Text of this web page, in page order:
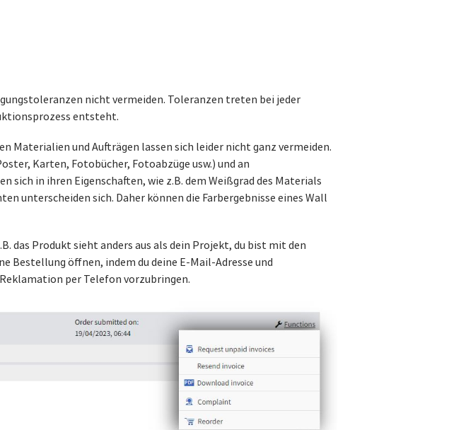
nicht vermeiden. Toleranzen treten bei jeder
entsteht.
Materialien und Aufträgen lassen sich leider nicht ganz vermeiden.
Karten, Fotobücher, Fotoabzüge usw.) und an
in ihren Eigenschaften, wie z.B. dem Weißgrad des Materials
unterscheiden sich. Daher können die Farbergebnisse eines Wall
das Produkt sieht anders aus als dein Projekt, du bist mit den
Bestellung öffnen, indem du deine E-Mail-Adresse und
per Telefon vorzubringen.